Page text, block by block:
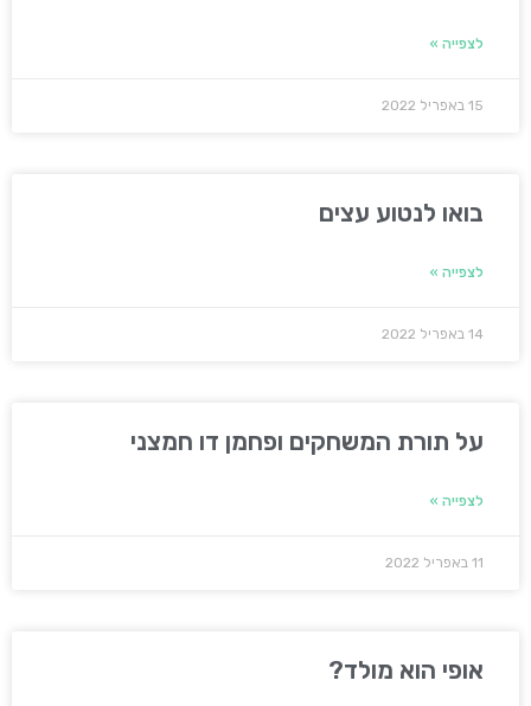
לצפייה »
15 באפריל 2022
בואו לנטוע עצים
לצפייה »
14 באפריל 2022
על תורת המשחקים ופחמן דו חמצני
לצפייה »
11 באפריל 2022
אופי הוא מולד?